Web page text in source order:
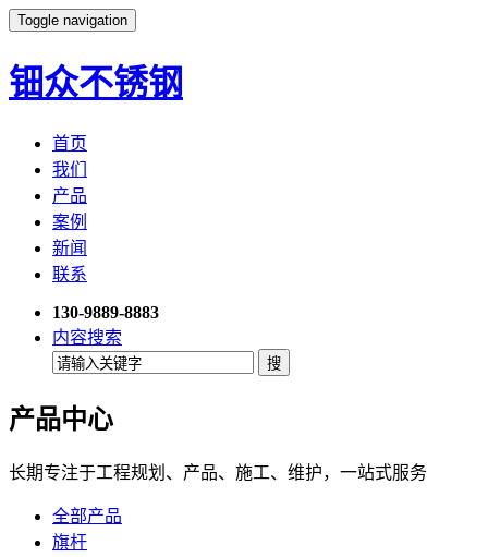
Toggle navigation
钿众不锈钢
首页
我们
产品
案例
新闻
联系
130-9889-8883
内容搜索
产品中心
长期专注于工程规划、产品、施工、维护，一站式服务
全部产品
旗杆